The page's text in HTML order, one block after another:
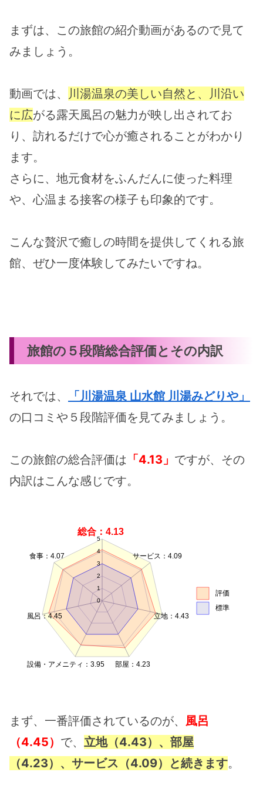
まずは、この旅館の紹介動画があるので見て
みましょう。
動画では、
川湯温泉の美しい自然と、川沿い
に広がる露天風呂の魅力が映し出されてお
り、訪れるだけで心が癒されることがわかり
ます。
さらに、地元食材をふんだんに使った料理
や、心温まる接客の様子も印象的です。
こんな贅沢で癒しの時間を提供してくれる旅
館、ぜひ一度体験してみたいですね。
旅館の５段階総合評価とその内訳
それでは、
「川湯温泉 山水館 川湯みどりや」
の口コミや５段階評価を見てみましょう。
この旅館の総合評価は 「4.13」 ですが、その
内訳はこんな感じです。
0
1
2
3
4
5
総合：4.13
サービス：4.09
立地：4.43
部屋：4.23
設備・アメニティ：3.95
風呂：4.45
食事：4.07
評価
標準
まず、一番評価されているのが、 風呂
（4.45） で、 立地（4.43）、部屋
（4.23）、サービス（4.09）と続きます。